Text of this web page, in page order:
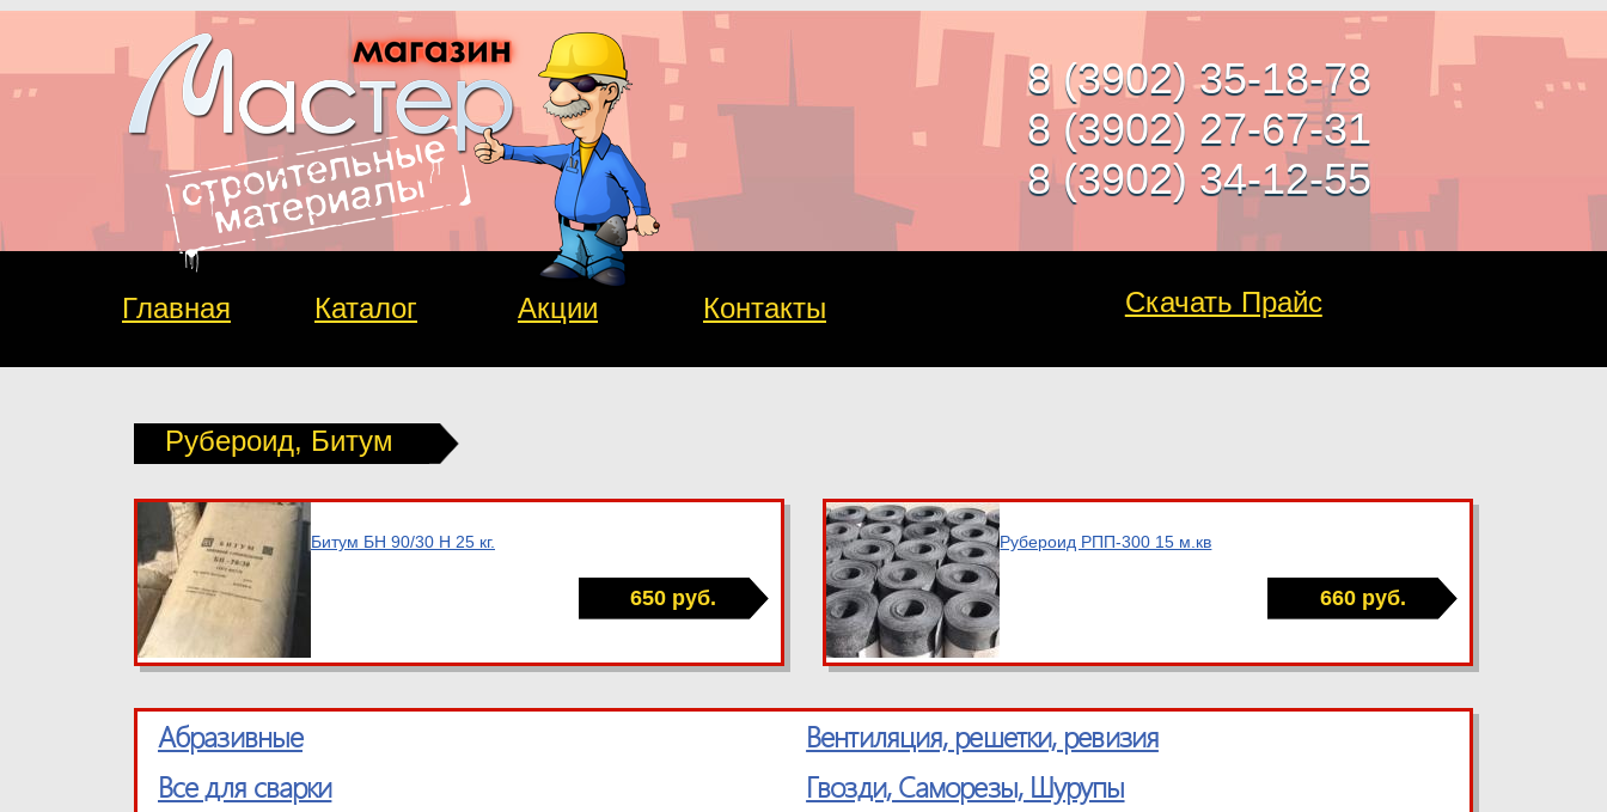
8 (3902) 35-18-78
8 (3902) 27-67-31
8 (3902) 34-12-55
Главная Каталог Акции Контакты Скачать Прайс
Рубероид, Битум
Битум БН 90/30 Н 25 кг.
650 руб.
Рубероид РПП-300 15 м.кв
660 руб.
Абразивные
Вентиляция, решетки, ревизия
Все для сварки
Гвозди, Саморезы, Шурупы